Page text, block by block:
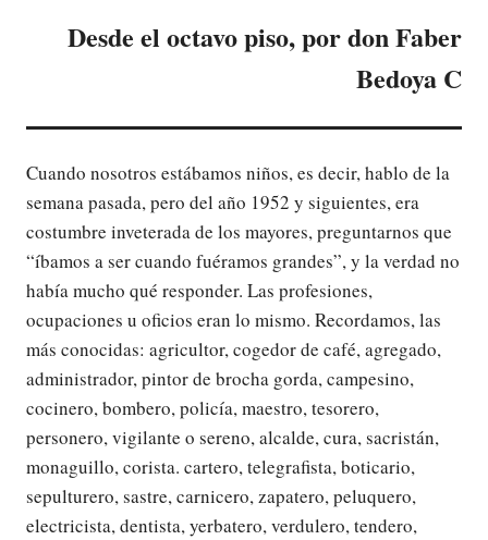
Desde el octavo piso, por don Faber
Bedoya C
Cuando nosotros estábamos niños, es decir, hablo de la
semana pasada, pero del año 1952 y siguientes, era
costumbre inveterada de los mayores, preguntarnos que
“íbamos a ser cuando fuéramos grandes”, y la verdad no
había mucho qué responder. Las profesiones,
ocupaciones u oficios eran lo mismo. Recordamos, las
más conocidas: agricultor, cogedor de café, agregado,
administrador, pintor de brocha gorda, campesino,
cocinero, bombero, policía, maestro, tesorero,
personero, vigilante o sereno, alcalde, cura, sacristán,
monaguillo, corista. cartero, telegrafista, boticario,
sepulturero, sastre, carnicero, zapatero, peluquero,
electricista, dentista, yerbatero, verdulero, tendero,